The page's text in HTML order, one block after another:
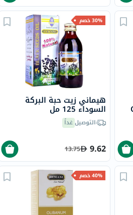
30% خصم
هيماني زيت حبة البركة
السوداء 125 مل
التوصيلغداً
9.62
13.75
40% خصم